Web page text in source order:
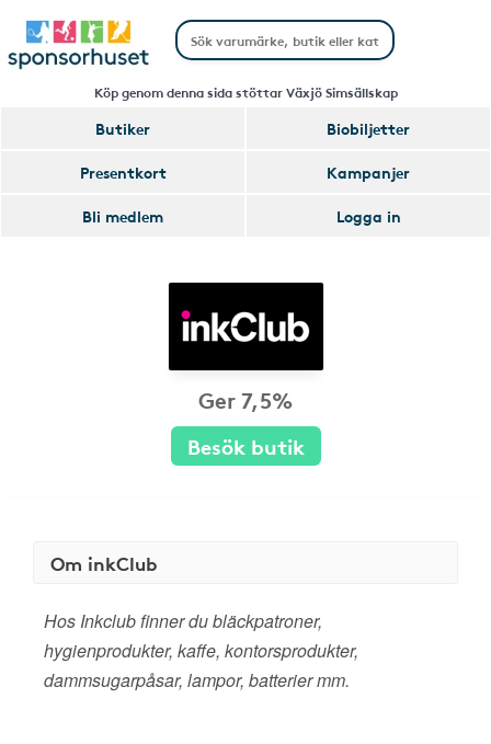
Köp genom denna sida stöttar Växjö Simsällskap
Butiker
Biobiljetter
Presentkort
Kampanjer
Bli medlem
Logga in
Ger 7,5%
Besök butik
Om inkClub
Hos Inkclub finner du bläckpatroner,
hygienprodukter, kaffe, kontorsprodukter,
dammsugarpåsar, lampor, batterier mm.